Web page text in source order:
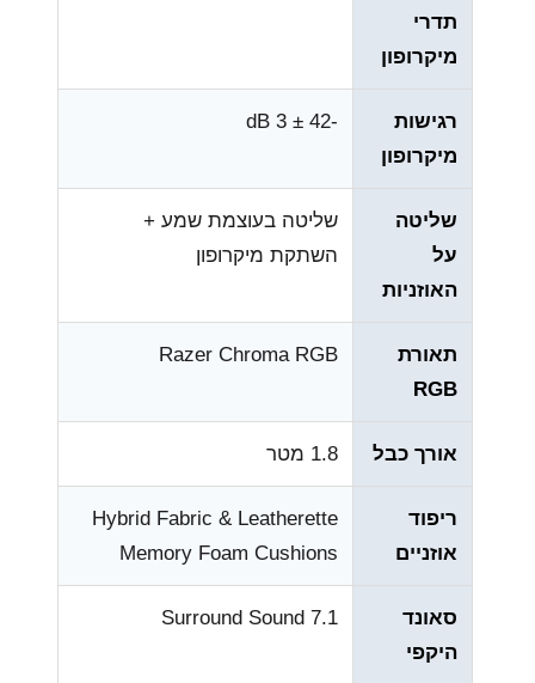
תדרי
מיקרופון
רגישות
מיקרופון
-42 ± 3 dB
שליטה
על
האוזניות
שליטה בעוצמת שמע +
השתקת מיקרופון
תאורת
RGB
Razer Chroma RGB
אורך כבל 1.8 מטר
ריפוד
אוזניים
Hybrid Fabric & Leatherette
Memory Foam Cushions
סאונד
היקפי
7.1 Surround Sound